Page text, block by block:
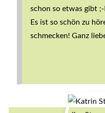
schon so etwas gibt ;-
Es ist so schön zu
schmecken! Ganz